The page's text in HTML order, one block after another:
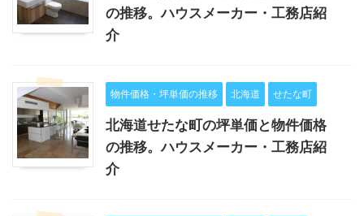
の推移。ハウスメーカー・工務店紹
介
物件価格・坪単価の推移 北海道 せたな町
北海道せたな町の坪単価と物件価格
の推移。ハウスメーカー・工務店紹
介